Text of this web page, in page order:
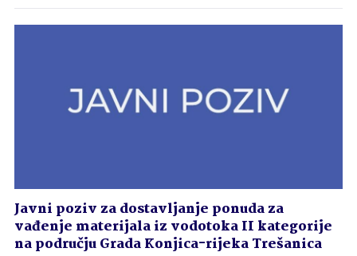
Javni poziv za dostavljanje ponuda za
vađenje materijala iz vodotoka II kategorije
na području Grada Konjica-rijeka Trešanica